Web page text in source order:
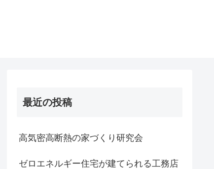
最近の投稿
高気密高断熱の家づくり研究会
ゼロエネルギー住宅が建てられる工務店